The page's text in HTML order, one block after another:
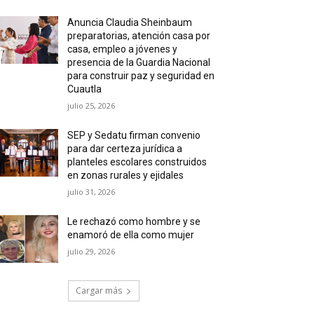
Anuncia Claudia Sheinbaum
preparatorias, atención casa por
casa, empleo a jóvenes y
presencia de la Guardia Nacional
para construir paz y seguridad en
Cuautla
julio 25, 2026
SEP y Sedatu firman convenio
para dar certeza jurídica a
planteles escolares construidos
en zonas rurales y ejidales
julio 31, 2026
Le rechazó como hombre y se
enamoró de ella como mujer
julio 29, 2026
Cargar más